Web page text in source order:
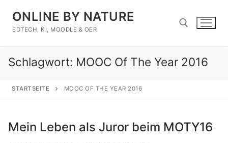
Inhalt
springen
ONLINE BY NATURE
EDTECH, KI, MOODLE & OER
Suchen nach:
Schlagwort: MOOC Of The Year 2016
STARTSEITE MOOC OF THE YEAR 2016
Mein Leben als Juror beim MOTY16